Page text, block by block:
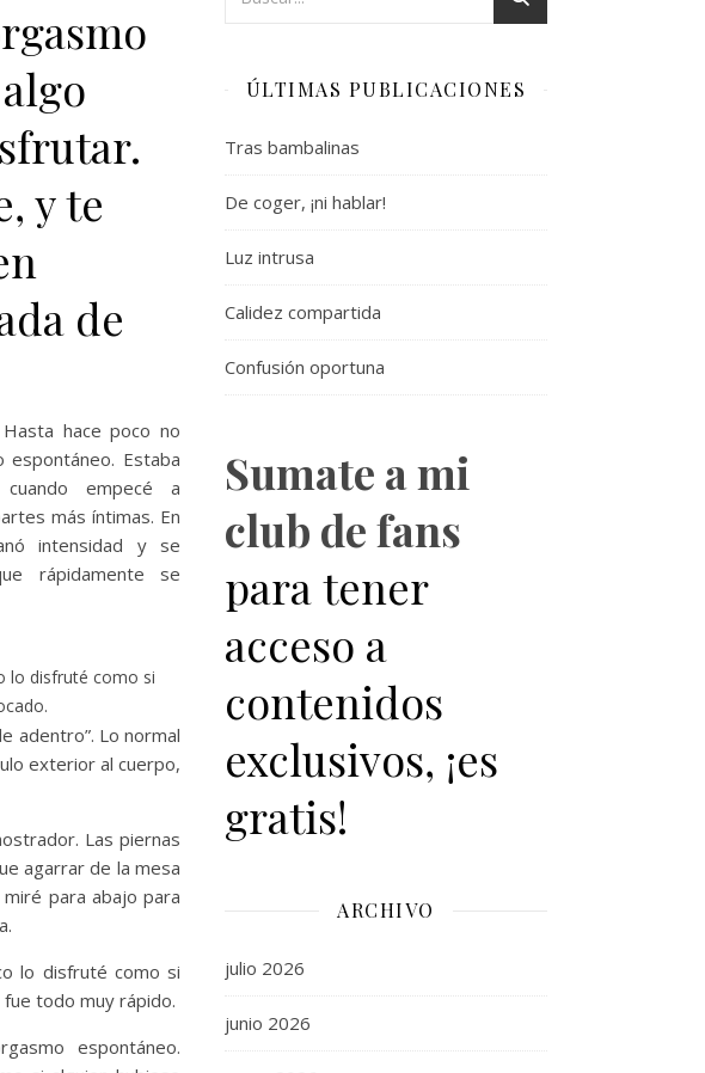
y te
de
hace poco no
Estaba
cuando empecé a
más íntimas. En
intensidad y se
rápidamente se
lo disfruté como si
adentro”. Lo normal
exterior al cuerpo,
Las piernas
agarrar de la mesa
para abajo para
lo disfruté como si
todo muy rápido.
espontáneo.
ÚLTIMAS PUBLICACIONES
Tras bambalinas
De coger, ¡ni hablar!
Luz intrusa
Calidez compartida
Confusión oportuna
Sumate a mi
club de fans
para tener
acceso a
contenidos
exclusivos, ¡es
gratis!
ARCHIVO
julio 2026
junio 2026